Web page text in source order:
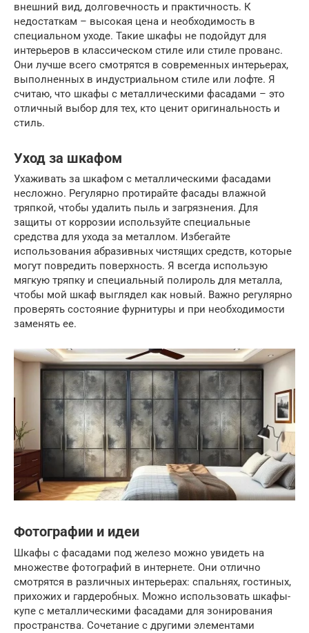
внешний вид, долговечность и практичность. К
недостаткам – высокая цена и необходимость в
специальном уходе. Такие шкафы не подойдут для
интерьеров в классическом стиле или стиле прованс.
Они лучше всего смотрятся в современных интерьерах,
выполненных в индустриальном стиле или лофте. Я
считаю, что шкафы с металлическими фасадами – это
отличный выбор для тех, кто ценит оригинальность и
стиль.
Уход за шкафом
Ухаживать за шкафом с металлическими фасадами
несложно. Регулярно протирайте фасады влажной
тряпкой, чтобы удалить пыль и загрязнения. Для
защиты от коррозии используйте специальные
средства для ухода за металлом. Избегайте
использования абразивных чистящих средств, которые
могут повредить поверхность. Я всегда использую
мягкую тряпку и специальный полироль для металла,
чтобы мой шкаф выглядел как новый. Важно регулярно
проверять состояние фурнитуры и при необходимости
заменять ее.
Фотографии и идеи
Шкафы с фасадами под железо можно увидеть на
множестве фотографий в интернете. Они отлично
смотрятся в различных интерьерах: спальнях, гостиных,
прихожих и гардеробных. Можно использовать шкафы-
купе с металлическими фасадами для зонирования
пространства. Сочетание с другими элементами